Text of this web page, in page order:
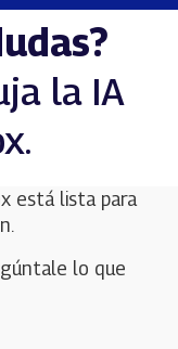
la IA
está lista para
lo que